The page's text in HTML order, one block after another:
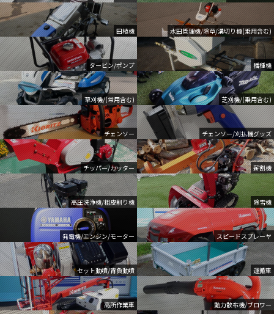
田植機 水田管理機/除草/溝切り機(乗用含む)
タービン/ポンプ 播種機
草刈機/(常用含む) 芝刈機/(乗用含む)
チェンソー チェンソー/刈払機グッズ
チッパー/カッター 薪割機
高圧洗浄機/粗皮削り機 除雪機
発電機/エンジン/モーター スピードスプレーヤ
セット動噴/背負動噴 運搬車
高所作業車 動力散布機/ブロワー